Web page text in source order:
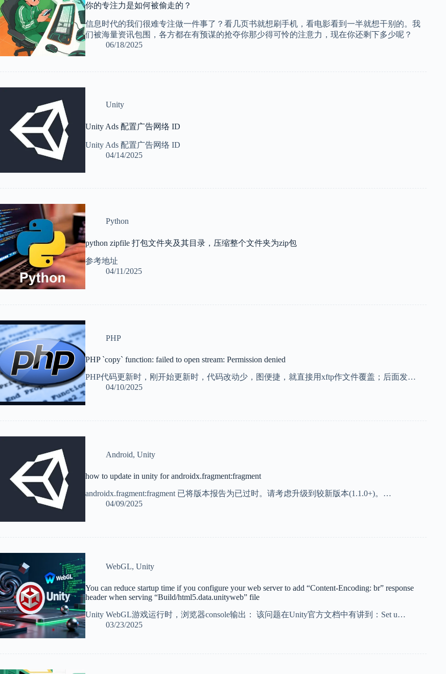
你的专注力是如何被偷走的？
信息时代的我们很难专注做一件事了？看几页书就想刷手机，看电影看到一半就想干别的。我
们被海量资讯包围，各方都在有预谋的抢夺你那少得可怜的注意力，现在你还剩下多少呢？
06/18/2025
Unity
Unity Ads 配置广告网络 ID
Unity Ads 配置广告网络 ID
04/14/2025
Python
python zipfile 打包文件夹及其目录，压缩整个文件夹为zip包
参考地址
04/11/2025
PHP
PHP `copy` function: failed to open stream: Permission denied
PHP代码更新时，刚开始更新时，代码改动少，图便捷，就直接用xftp作文件覆盖；后面发…
04/10/2025
Android, Unity
how to update in unity for androidx.fragment:fragment
androidx.fragment:fragment 已将版本报告为已过时。请考虑升级到较新版本(1.1.0+)。…
04/09/2025
WebGL, Unity
You can reduce startup time if you configure your web server to add “Content-Encoding: br” response
header when serving “Build/html5.data.unityweb” file
Unity WebGL游戏运行时，浏览器console输出： 该问题在Unity官方文档中有讲到：Set u…
03/23/2025